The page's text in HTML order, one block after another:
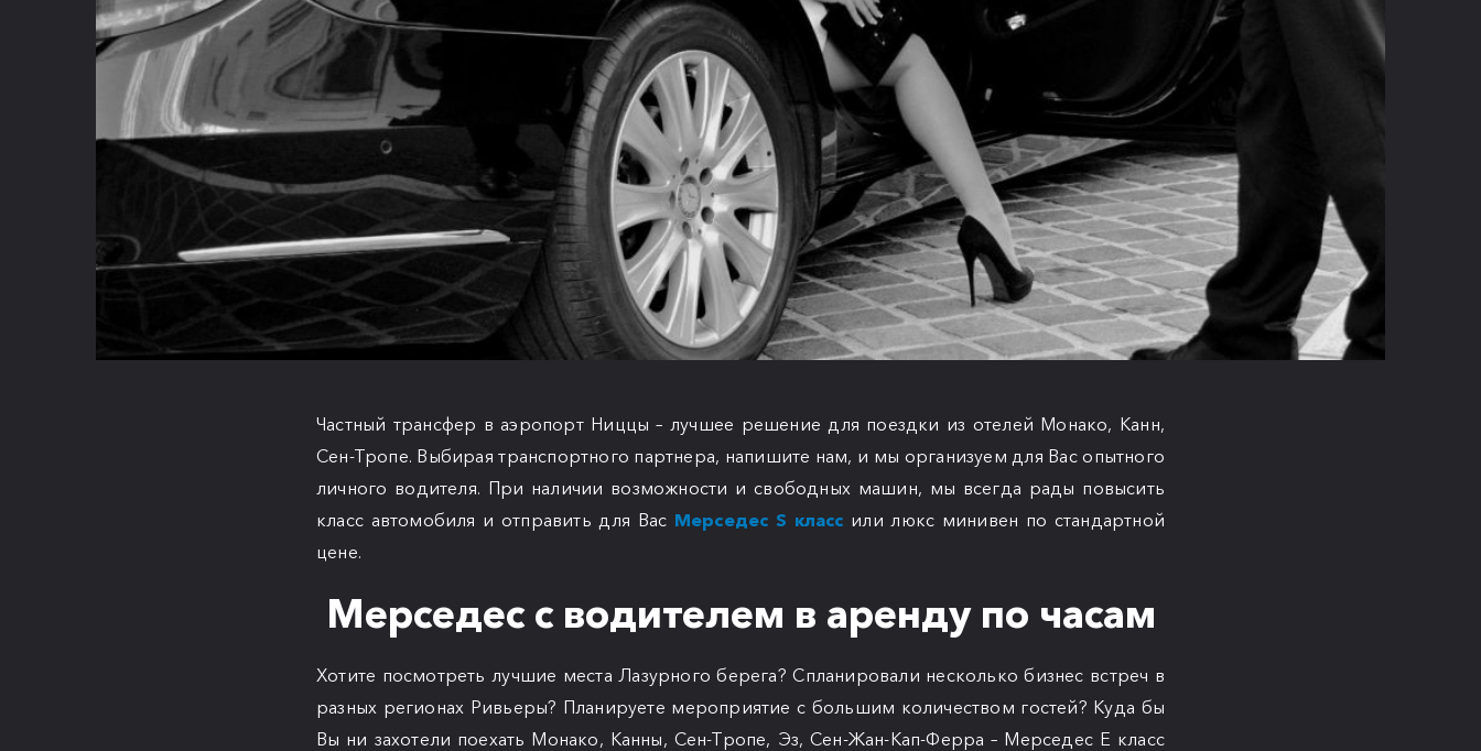
Частный трансфер в аэропорт Ниццы – лучшее решение для поездки из отелей Монако, Канн,
Сен-Тропе. Выбирая транспортного партнера, напишите нам, и мы организуем для Вас опытного
личного водителя. При наличии возможности и свободных машин, мы всегда рады повысить
класс автомобиля и отправить для Вас Мерседес S класс или люкс минивен по стандартной
цене.
Мерседес с водителем в аренду по часам
Хотите посмотреть лучшие места Лазурного берега? Спланировали несколько бизнес встреч в
разных регионах Ривьеры? Планируете мероприятие с большим количеством гостей? Куда бы
Вы ни захотели поехать Монако, Канны, Сен-Тропе, Эз, Сен-Жан-Кап-Ферра – Мерседес Е класс